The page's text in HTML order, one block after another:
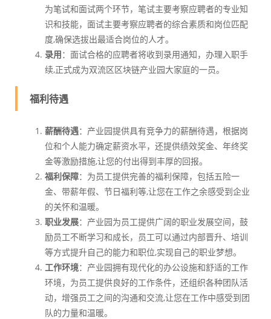
为笔试和面试两个环节，笔试主要考察应聘者的专业知
识和技能，面试主要考察应聘者的综合素质和岗位匹配
度,确保选拔出最适合岗位的人才。
录用：面试合格的应聘者将收到录用通知，办理入职手
续,正式成为双流区区块链产业园大家庭的一员。
福利待遇
薪酬待遇：产业园提供具有竞争力的薪酬待遇，根据岗
位和个人能力确定薪资水平，还提供绩效奖金、年终奖
金等激励措施,让您的付出得到丰厚的回报。
福利保障：为员工提供完善的福利保障，包括五险一
金、带薪年假、节日福利等,让您在工作之余感受到企业
的关怀和温暖。
职业发展：产业园为员工提供广阔的职业发展空间，鼓
励员工不断学习和成长，员工可以通过内部晋升、培训
等方式提升自己的能力和职位,实现自己的职业梦想。
工作环境：产业园拥有现代化的办公设施和舒适的工作
环境，为员工提供良好的工作条件，还组织各种团队活
动，增强员工之间的沟通和交流,让您在工作中感受到团
队的力量和温暖。